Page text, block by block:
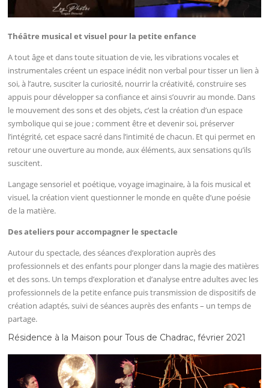
Théâtre musical et visuel pour la petite enfance
A tout âge et dans toute situation de vie, les vibrations vocales et
instrumentales créent un espace inédit non verbal pour tisser un lien à
soi, à l’autre, susciter la curiosité, nourrir la créativité, construire ses
appuis pour développer sa confiance et ainsi s’ouvrir au monde. Dans
le mouvement des sons et des objets, c’est la création d’un espace
symbolique qui se joue ; comment être et devenir soi, préserver
l’intégrité, cet espace sacré dans l’intimité de chacun. Et qui permet en
retour une ouverture au monde, aux éléments, aux sensations qu’ils
suscitent.
Langage sensoriel et poétique, voyage imaginaire, à la fois musical et
visuel, la création vient questionner le monde en quête d’une poésie
de la matière.
Des ateliers pour accompagner le spectacle
Autour du spectacle, des séances d’exploration auprès des
professionnels et des enfants pour plonger dans la magie des matières
et des sons. Un temps d’exploration et d’analyse entre adultes avec les
professionnels de la petite enfance puis transmission de dispositifs de
création adaptés, suivi de séances auprès des enfants – un temps de
partage.
Résidence à la Maison pour Tous de Chadrac, février 2021